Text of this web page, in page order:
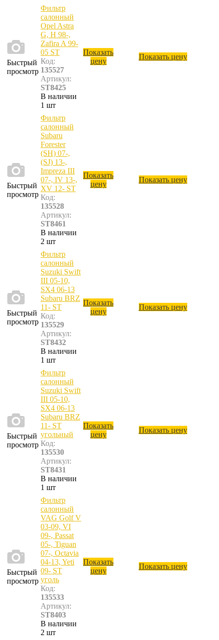
Быстрый
просмотр
Фильтр
салонный
Opel Astra
G, H 98-,
Zafira A 99-
05 ST
Код:
135527
Артикул:
ST8425
В наличии
1 шт
Показать
цену
Показать цену
Быстрый
просмотр
Фильтр
салонный
Subaru
Forester
(SH) 07-,
(SJ) 13-,
Impreza III
07-, IV 13-,
XV 12- ST
Код:
135528
Артикул:
ST8461
В наличии
2 шт
Показать
цену
Показать цену
Быстрый
просмотр
Фильтр
салонный
Suzuki Swift
III 05-10,
SX4 06-13
Subaru BRZ
11- ST
Код:
135529
Артикул:
ST8432
В наличии
1 шт
Показать
цену
Показать цену
Быстрый
просмотр
Фильтр
салонный
Suzuki Swift
III 05-10,
SX4 06-13
Subaru BRZ
11- ST
угольный
Код:
135530
Артикул:
ST8431
В наличии
1 шт
Показать
цену
Показать цену
Быстрый
просмотр
Фильтр
салонный
VAG Golf V
03-09, VI
09-, Passat
05-, Tiguan
07-, Octavia
04-13, Yeti
09- ST
уголь
Код:
135533
Артикул:
ST8403
В наличии
2 шт
Показать
цену
Показать цену